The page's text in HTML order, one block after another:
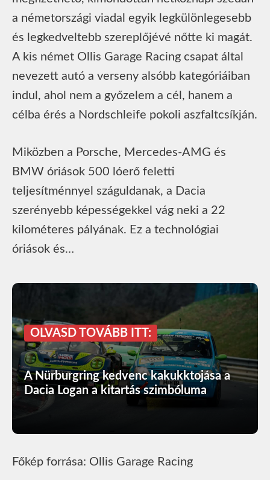
a németországi viadal egyik legkülönlegesebb
és legkedveltebb szereplőjévé nőtte ki magát.
A kis német Ollis Garage Racing csapat által
nevezett autó a verseny alsóbb kategóriáiban
indul, ahol nem a győzelem a cél, hanem a
célba érés a Nordschleife pokoli aszfaltcsíkján.
Miközben a Porsche, Mercedes-AMG és
BMW óriások 500 lóerő feletti
teljesítménnyel száguldanak, a Dacia
szerényebb képességekkel vág neki a 22
kilométeres pályának. Ez a technológiai
óriások és…
OLVASD TOVÁBB ITT:
A Nürburgring kedvenc kakukktojása a
Dacia Logan a kitartás szimbóluma
Főkép forrása: Ollis Garage Racing